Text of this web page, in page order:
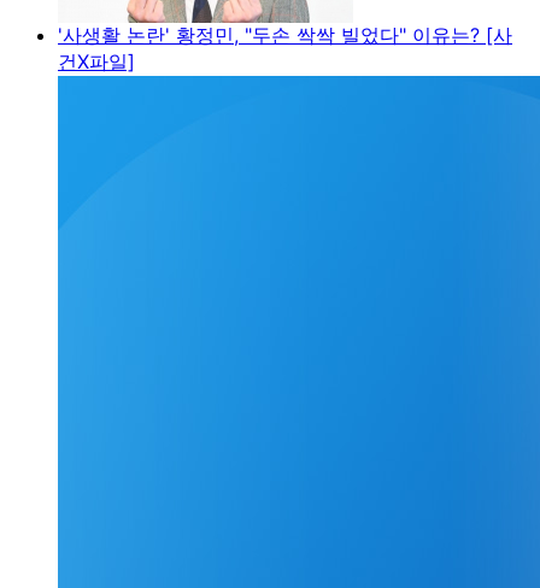
'사생활 논란' 황정민, "두손 싹싹 빌었다" 이유는? [사
건X파일]